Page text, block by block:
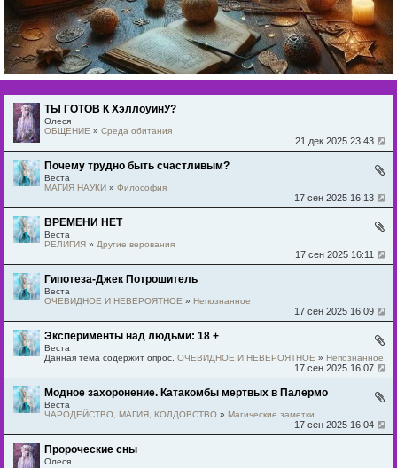
ТЫ ГОТОВ К ХэллоуинУ?
Олеся
ОБЩЕНИЕ » Среда обитания
21 дек 2025 23:43
Почему трудно быть счастливым?
Веста
МАГИЯ НАУКИ » Философия
17 сен 2025 16:13
ВРЕМЕНИ НЕТ
Веста
РЕЛИГИЯ » Другие верования
17 сен 2025 16:11
Гипотеза-Джек Потрошитель
Веста
ОЧЕВИДНОЕ И НЕВЕРОЯТНОЕ » Непознанное
17 сен 2025 16:09
Эксперименты над людьми: 18 +
Веста
Данная тема содержит опрос. ОЧЕВИДНОЕ И НЕВЕРОЯТНОЕ » Непознанное
17 сен 2025 16:07
Модное захоронение. Катакомбы мертвых в Палермо
Веста
ЧАРОДЕЙСТВО, МАГИЯ, КОЛДОВСТВО » Магические заметки
17 сен 2025 16:04
Пророческие сны
Олеся